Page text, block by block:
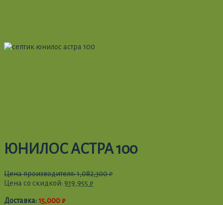
ЮНИЛОС АСТРА 100
Цена производителя:1,082,300₽
Цена со скидкой: 919,955 ₽
Доставка:15,000 ₽